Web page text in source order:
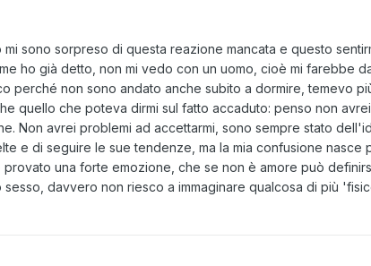
sono sorpreso di questa reazione mancata e questo
ho già detto, non mi vedo con un uomo, cioè mi farebbe
perché non sono andato anche subito a dormire, temevo
quello che poteva dirmi sul fatto accaduto: penso non
Non avrei problemi ad accettarmi, sono sempre stato
e di seguire le sue tendenze, ma la mia confusione nasce
una forte emozione, che se non è amore può
davvero non riesco a immaginare qualcosa di più